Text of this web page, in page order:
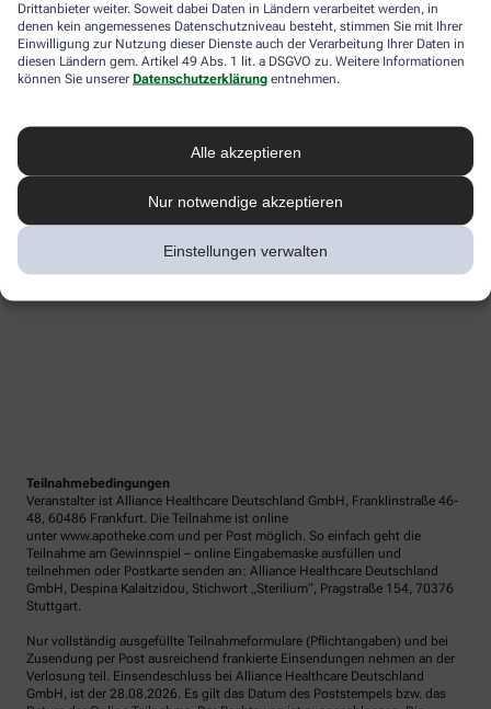
Drittanbieter weiter. Soweit dabei Daten in Ländern verarbeitet werden, in
denen kein angemessenes Datenschutzniveau besteht, stimmen Sie mit Ihrer
Einwilligung zur Nutzung dieser Dienste auch der Verarbeitung Ihrer Daten in
diesen Ländern gem. Artikel 49 Abs. 1 lit. a DSGVO zu. Weitere Informationen
können Sie unserer Datenschutzerklärung entnehmen.
Alle akzeptieren
Nur notwendige akzeptieren
Einstellungen verwalten
Teilnahmebedingungen
Veranstalter ist Alliance Healthcare Deutschland GmbH, Franklinstraße 46-
48, 60486 Frankfurt. Die Teilnahme ist online
unter www.apotheke.com und per Post möglich. So einfach geht die
Teilnahme am Gewinnspiel – online Eingabemaske ausfüllen und
teilnehmen oder Postkarte senden an: Alliance Healthcare Deutschland
GmbH, Despina Kalaitzidou, Stichwort „Sterilium“, Pragstraße 154, 70376
Stuttgart.
Nur vollständig ausgefüllte Teilnahmeformulare (Pflichtangaben) und bei
Zusendung per Post ausreichend frankierte Einsendungen nehmen an der
Verlosung teil. Einsendeschluss bei Alliance Healthcare Deutschland
GmbH, ist der 28.08.2026. Es gilt das Datum des Poststempels bzw. das